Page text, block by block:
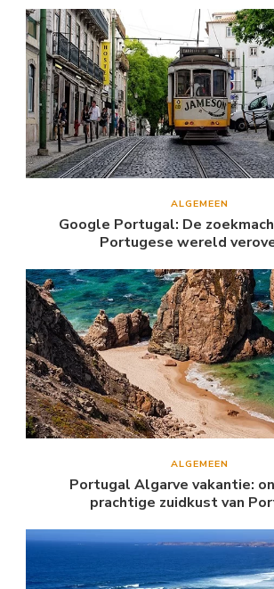
ALGEMEEN
Google Portugal: De
Portugese wereld
ALGEMEEN
Portugal Algarve vakantie:
prachtige zuidkust van